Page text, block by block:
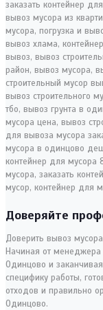
Доверяйте
Доверить вывоз
Начиная от менеджера
Одинцово и
специфику работы,
отходов и правильно
Одинцово.